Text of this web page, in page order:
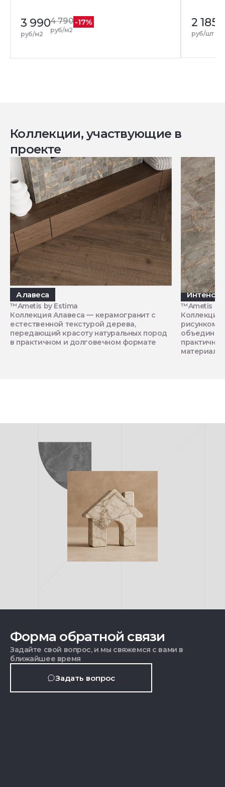
3 990
руб/м2
4 790
руб/м2
-17% 2 185
руб/шт
Коллекции, участвующие в
проекте
Алавеса
™Ametis by Estima
Коллекция Алавеса — керамогранит с
естественной текстурой дерева,
передающий красоту натуральных пород
в практичном и долговечном формате
Интенс
™Ametis by
Коллекция
рисунком
материала
Форма обратной связи
Задайте свой вопрос, и мы свяжемся с вами в
ближайшее время
Задать вопрос